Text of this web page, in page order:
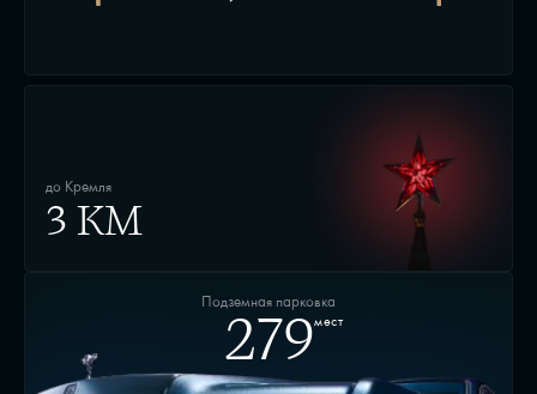
до Кремля
3 КМ
Подземная парковка
279мест